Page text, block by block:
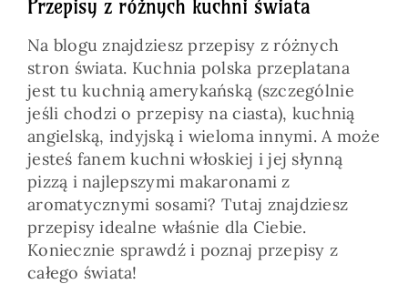
Przepisy z różnych kuchni świata
Na blogu znajdziesz przepisy z różnych
stron świata. Kuchnia polska przeplatana
jest tu kuchnią amerykańską (szczególnie
jeśli chodzi o przepisy na ciasta), kuchnią
angielską, indyjską i wieloma innymi. A może
jesteś fanem kuchni włoskiej i jej słynną
pizzą i najlepszymi makaronami z
aromatycznymi sosami? Tutaj znajdziesz
przepisy idealne właśnie dla Ciebie.
Koniecznie sprawdź i poznaj przepisy z
całego świata!